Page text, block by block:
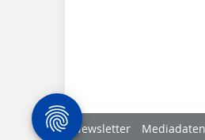
Newsletter Mediadaten